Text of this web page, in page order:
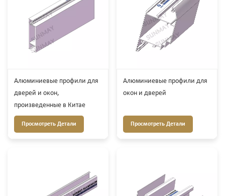
Алюминиевые профили для
дверей и окон,
произведенные в Китае
Просмотреть Детали
Алюминиевые профили для
окон и дверей
Просмотреть Детали